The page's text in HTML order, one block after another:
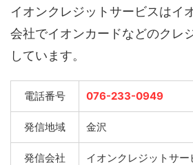
イオンクレジットサービスはイ
会社でイオンカードなどのクレ
しています。
電話番号 076-233-0949
発信地域 金沢
発信会社 イオンクレジットサー